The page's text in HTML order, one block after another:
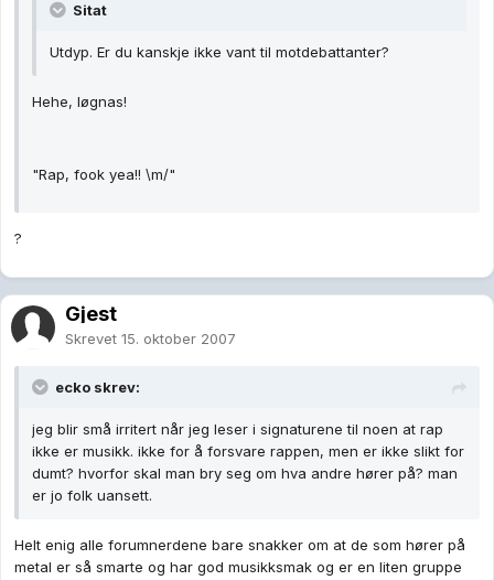
Sitat
Utdyp. Er du kanskje ikke vant til motdebattanter?
Hehe, løgnas!
"Rap, fook yea!! \m/"
?
Gjest
Skrevet 15. oktober 2007
ecko skrev:
jeg blir små irritert når jeg leser i signaturene til noen at rap
ikke er musikk. ikke for å forsvare rappen, men er ikke slikt for
dumt? hvorfor skal man bry seg om hva andre hører på? man
er jo folk uansett.
Helt enig alle forumnerdene bare snakker om at de som hører på
metal er så smarte og har god musikksmak og er en liten gruppe